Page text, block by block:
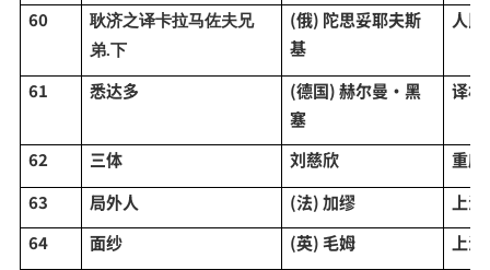
60
耿济之译卡拉马佐夫兄
弟.下
(俄) 陀思妥耶夫斯
基
人
61 悉达多
(德国) 赫尔曼·黑
塞
译林
62 三体 刘慈欣
重庆
63
局外人 (法) 加缪
上
64
面纱 (英) 毛姆
上